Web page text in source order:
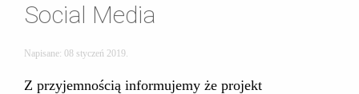
Social Media
Napisane: 08 styczeń 2019.
Z przyjemnością informujemy że projekt